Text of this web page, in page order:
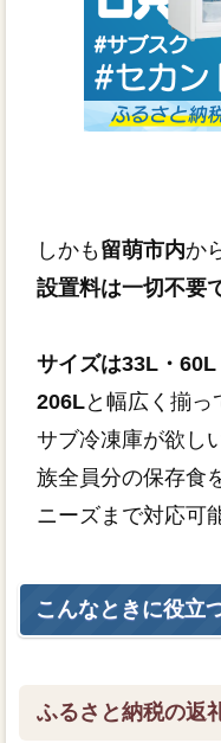
しかも 留萌市内か
設置料は一切不要
サイズは33L・
206Lと幅広く揃っ
サブ冷凍庫が欲し
族全員分の保存食
ニーズまで対応可
こんなときに役立
ふるさと納税の返